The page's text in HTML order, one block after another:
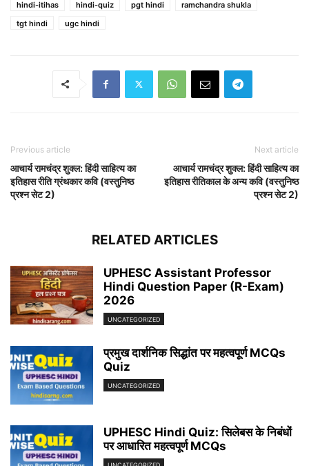
hindi-itihas
hindi-quiz pgt hindi
ramchandra shukla
tgt hindi
ugc hindi
Previous article
आचार्य रामचंद्र शुक्ल: हिंदी साहित्य का
इतिहास रीति ग्रंथकार कवि (वस्तुनिष्ठ
प्रश्न सेट 2)
Next article
आचार्य रामचंद्र शुक्ल: हिंदी साहित्य का
इतिहास रीतिकाल के अन्य कवि (वस्तुनिष्ठ
प्रश्न सेट 2)
RELATED ARTICLES
UPHESC Assistant Professor
Hindi Question Paper (R-Exam)
2026
UNCATEGORIZED
प्रमुख दार्शनिक सिद्धांत पर महत्वपूर्ण MCQs
Quiz
UNCATEGORIZED
UPHESC Hindi Quiz: सिलेबस के निबंधों
पर आधारित महत्वपूर्ण MCQs